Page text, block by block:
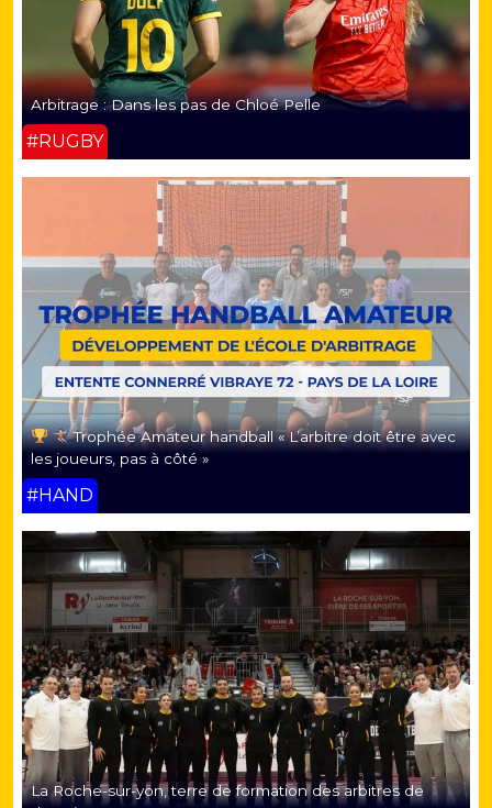
Arbitrage : Dans les pas de Chloé Pelle
#RUGBY
Trophée Amateur handball « L’arbitre doit être avec
les joueurs, pas à côté »
#HAND
La Roche-sur-yon, terre de formation des arbitres de